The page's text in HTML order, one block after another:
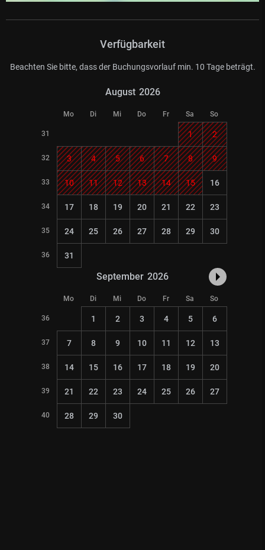
Verfügbarkeit
Beachten Sie bitte, dass der Buchungsvorlauf min. 10 Tage beträgt.
August 2026
Mo Di Mi Do Fr Sa So
31 1 2
32 3 4 5 6 7 8 9
33 10 11 12 13 14 15 16
34 17 18 19 20 21 22 23
35 24 25 26 27 28 29 30
36 31
September 2026
Mo Di Mi Do Fr Sa So
36 1 2 3 4 5 6
37 7 8 9 10 11 12 13
38 14 15 16 17 18 19 20
39 21 22 23 24 25 26 27
40 28 29 30